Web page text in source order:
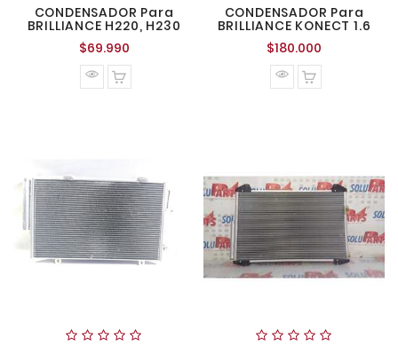
CONDENSADOR Para
BRILLIANCE H220, H230
$69.990Precio
normal
CONDENSADOR Para
BRILLIANCE KONECT 1.6
$180.000
normal